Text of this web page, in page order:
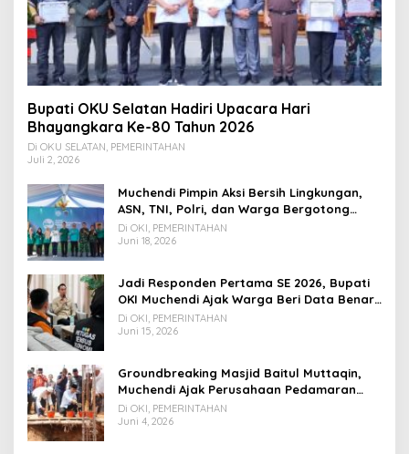
Bupati OKU Selatan Hadiri Upacara Hari
Bhayangkara Ke-80 Tahun 2026
Di OKU SELATAN, PEMERINTAHAN
Juli 2, 2026
Muchendi Pimpin Aksi Bersih Lingkungan,
ASN, TNI, Polri, dan Warga Bergotong
Royong
Di OKI, PEMERINTAHAN
Juni 18, 2026
Jadi Responden Pertama SE 2026, Bupati
OKI Muchendi Ajak Warga Beri Data Benar
ke Petugas BPS
Di OKI, PEMERINTAHAN
Juni 15, 2026
Groundbreaking Masjid Baitul Muttaqin,
Muchendi Ajak Perusahaan Pedamaran
Timur Turut Bantu
Di OKI, PEMERINTAHAN
Juni 4, 2026